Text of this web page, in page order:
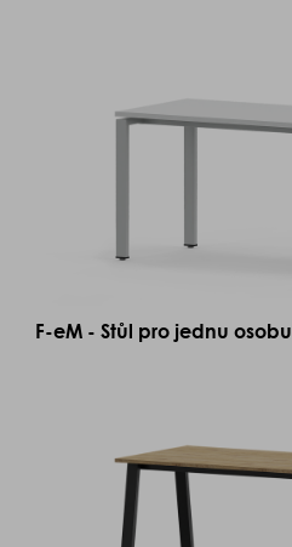
F-eM - Stůl pro jednu osobu